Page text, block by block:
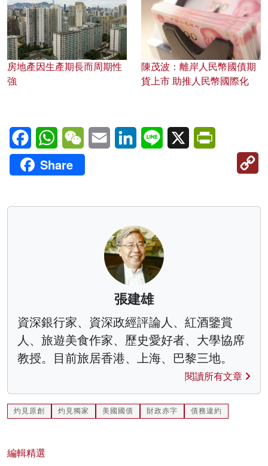
房地產因生產期長而周期性
強
陳茂波：離岸人民幣國債期
貨上市 助推人民幣國際化
FacebookWhatsAppWeChatEmail LinkedInLine X
Share
張建雄
資深銀行家、資深政經評論人、紅酒鑒賞
人、旅遊美食作家、歷史愛好者、大學協席
教授。目前旅居香港、上海、巴黎三地。
閱讀所有文章
灼見原創 灼見獨家 美國國債 財政赤字 債務違約
編輯精選